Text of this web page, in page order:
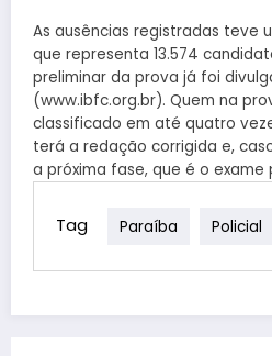
As ausências registradas teve
que representa 13.574
preliminar da prova já foi
(www.ibfc.org.br). Quem na
classificado em até quatro
terá a redação corrigida e,
a próxima fase, que é o exame
Tag Paraíba Policial